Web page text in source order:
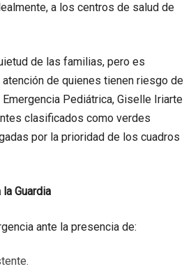
a los centros de salud de
de las familias, pero es
de quienes tienen riesgo de
Pediátrica, Giselle Iriarte
clasificados como verdes
por la prioridad de los cuadros
Guardia
ante la presencia de: